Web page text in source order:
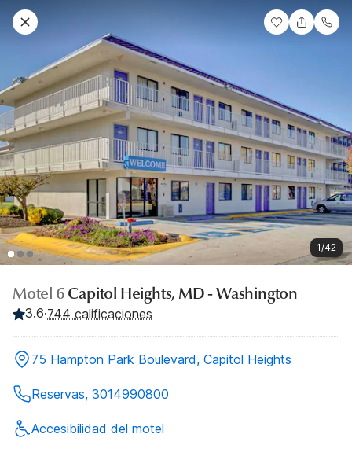
1/42
Motel 6 Capitol Heights, MD - Washington
3.6·744 calificaciones
75 Hampton Park Boulevard, Capitol Heights
Reservas, 3014990800
Accesibilidad del motel